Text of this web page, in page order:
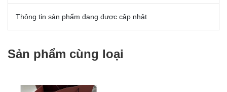
Thông tin sản phẩm đang được cập nhật
Sản phẩm cùng loại